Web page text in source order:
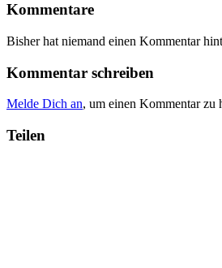
Kommentare
Bisher hat niemand einen Kommentar
Kommentar schreiben
Melde Dich an, um einen Kommentar zu
Teilen